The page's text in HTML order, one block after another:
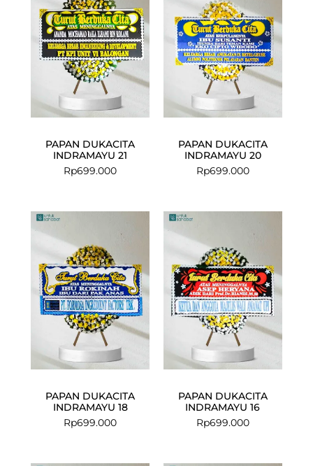
PAPAN DUKACITA
INDRAMAYU 21
Rp699.000
PAPAN DUKACITA
INDRAMAYU 20
Rp699.000
PAPAN DUKACITA
INDRAMAYU 18
Rp699.000
PAPAN DUKACITA
INDRAMAYU 16
Rp699.000